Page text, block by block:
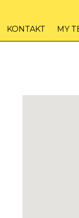
KONTAKT MY